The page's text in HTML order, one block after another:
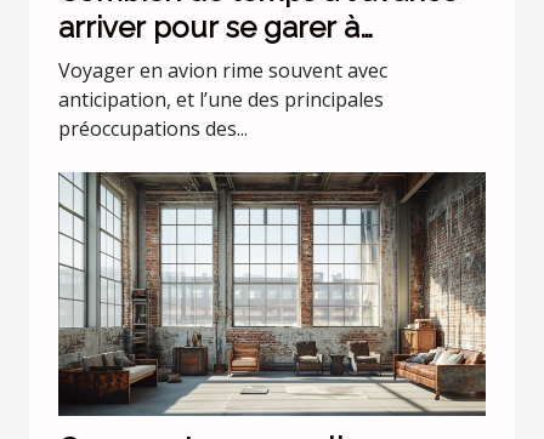
arriver pour se garer à
l'aéroport Lyon Saint Exupéry ?
Voyager en avion rime souvent avec
anticipation, et l’une des principales
préoccupations des...